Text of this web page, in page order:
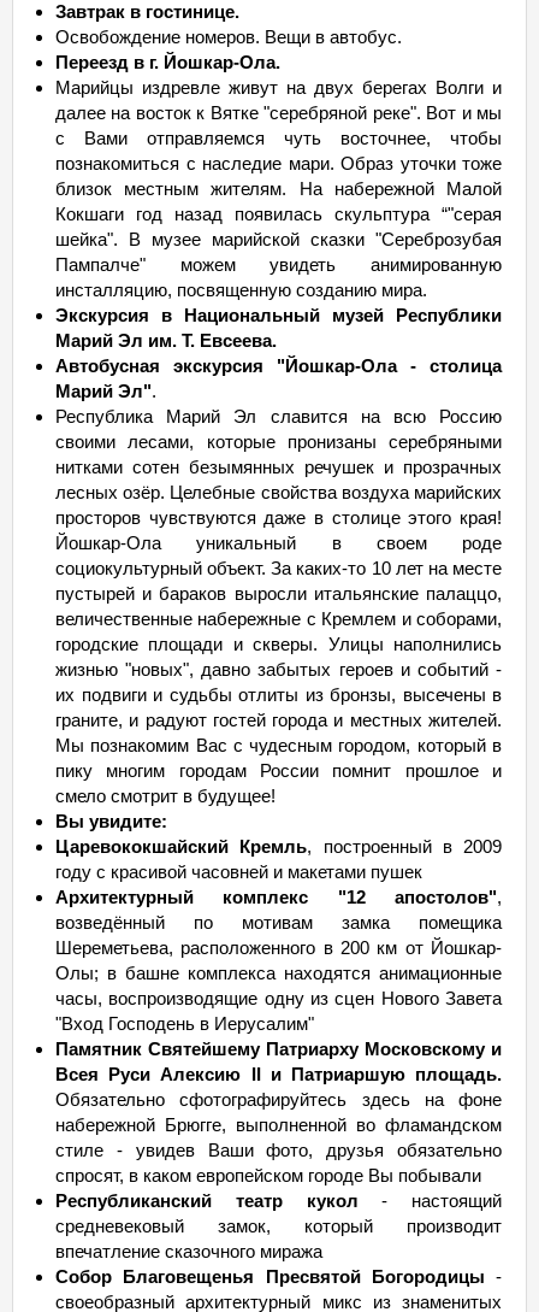
Завтрак в гостинице.
Освобождение номеров. Вещи в автобус.
Переезд в г. Йошкар-Ола.
Марийцы издревле живут на двух берегах Волги и
далее на восток к Вятке "серебряной реке". Вот и мы
с Вами отправляемся чуть восточнее, чтобы
познакомиться с наследие мари. Образ уточки тоже
близок местным жителям. На набережной Малой
Кокшаги год назад появилась скульптура “"серая
шейка". В музее марийской сказки "Сереброзубая
Пампалче" можем увидеть анимированную
инсталляцию, посвященную созданию мира.
Экскурсия в Национальный музей Республики
Марий Эл им. Т. Евсеева.
Автобусная экскурсия "Йошкар-Ола - столица
Марий Эл".
Республика Марий Эл славится на всю Россию
своими лесами, которые пронизаны серебряными
нитками сотен безымянных речушек и прозрачных
лесных озёр. Целебные свойства воздуха марийских
просторов чувствуются даже в столице этого края!
Йошкар-Ола уникальный в своем роде
социокультурный объект. За каких-то 10 лет на месте
пустырей и бараков выросли итальянские палаццо,
величественные набережные с Кремлем и соборами,
городские площади и скверы. Улицы наполнились
жизнью "новых", давно забытых героев и событий -
их подвиги и судьбы отлиты из бронзы, высечены в
граните, и радуют гостей города и местных жителей.
Мы познакомим Вас с чудесным городом, который в
пику многим городам России помнит прошлое и
смело смотрит в будущее!
Вы увидите:
Царевококшайский Кремль, построенный в 2009
году с красивой часовней и макетами пушек
Архитектурный комплекс "12 апостолов",
возведённый по мотивам замка помещика
Шереметьева, расположенного в 200 км от Йошкар-
Олы; в башне комплекса находятся анимационные
часы, воспроизводящие одну из сцен Нового Завета
"Вход Господень в Иерусалим"
Памятник Святейшему Патриарху Московскому и
Всея Руси Алексию II и Патриаршую площадь.
Обязательно сфотографируйтесь здесь на фоне
набережной Брюгге, выполненной во фламандском
стиле - увидев Ваши фото, друзья обязательно
спросят, в каком европейском городе Вы побывали
Республиканский театр кукол - настоящий
средневековый замок, который производит
впечатление сказочного миража
Собор Благовещенья Пресвятой Богородицы -
своеобразный архитектурный микс из знаменитых